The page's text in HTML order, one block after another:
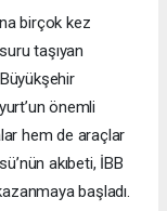
birçok kez
taşıyan
önemli
hem de araçlar
akıbeti, İBB
başladı.